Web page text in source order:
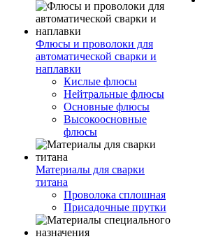
Флюсы и проволоки для
автоматической сварки и
наплавки
Кислые флюсы
Нейтральные флюсы
Основные флюсы
Высокоосновные
флюсы
Материалы для сварки
титана
Проволока сплошная
Присадочные прутки